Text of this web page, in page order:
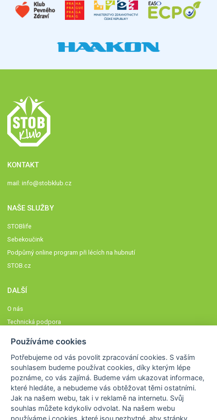
KONTAKT
mail: info@stobklub.cz
NAŠE SLUŽBY
STOBlife
Sebekoučink
Podpůrný online program při lécích na hubnutí
STOB.cz
DALŠÍ
O nás
Technická podpora
Členové STOBklubu
Zásady nakládání s osobními údaji
Otestujte se
Spočítejte si
Výzva 52
Používáme cookies
Potřebujeme od vás povolit zpracování cookies. S vaším
souhlasem budeme používat cookies, díky kterým lépe
poznáme,co vás zajímá. Budeme vám ukazovat informace,
které hledáte, a nebudeme vás obtěžovat těmi ostatními.
Jak na našem webu, tak i v reklamě na internetu. Svůj
souhlas můžete kdykoliv odvolat. Na našem webu
používáme i cookies, které jsou nezbytné , aby stránky